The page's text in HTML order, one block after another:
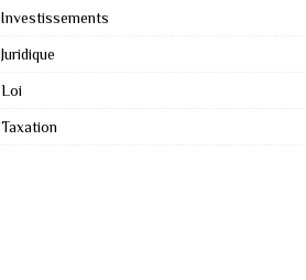
Investissements
Juridique
Loi
Taxation